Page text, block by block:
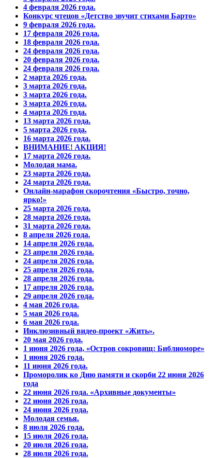
4 февраля 2026 года.
Конкурс чтецов «Детство звучит стихами Барто»
9 февраля 2026 года.
17 февраля 2026 года.
18 февраля 2026 года.
24 февраля 2026 года.
20 февраля 2026 года.
24 февраля 2026 года.
2 марта 2026 года.
3 марта 2026 года.
3 марта 2026 года.
3 марта 2026 года.
4 марта 2026 года.
13 марта 2026 года.
5 марта 2026 года.
16 марта 2026 года.
ВНИМАНИЕ! АКЦИЯ!
17 марта 2026 года.
Молодая мама.
23 марта 2026 года.
24 марта 2026 года.
Онлайн-марафон скорочтения «Быстро, точно,
ярко!»
25 марта 2026 года.
28 марта 2026 года.
31 марта 2026 года.
8 апреля 2026 года.
14 апреля 2026 года.
23 апреля 2026 года.
24 апреля 2026 года.
25 апреля 2026 года.
28 апреля 2026 года.
17 апреля 2026 года.
29 апреля 2026 года.
4 мая 2026 года.
5 мая 2026 года.
6 мая 2026 года.
Инклюзивный видео-проект «Жить».
20 мая 2026 года.
1 июня 2026 года, «Остров сокровищ: Библиоморе»
1 июня 2026 года.
11 июня 2026 года.
Проморолик ко Дню памяти и скорби 22 июня 2026
года
22 июня 2026 года. «Архивные документы»
22 июня 2026 года.
24 июня 2026 года.
Молодая семья.
8 июля 2026 года.
15 июля 2026 года.
20 июля 2026 года.
28 июля 2026 года.